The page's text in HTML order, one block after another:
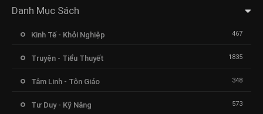
Danh Mục Sách
Kinh Tế - Khởi Nghiệp 467
Truyện - Tiểu Thuyết 1835
Tâm Linh - Tôn Giáo 348
Tư Duy - Kỹ Năng 573